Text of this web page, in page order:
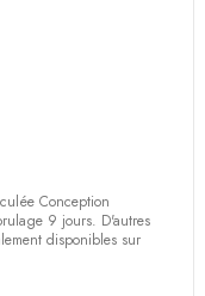
Conception
9 jours. D'autres
disponibles sur